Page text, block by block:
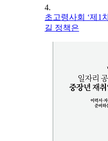
4.
초고령사회 ‘제1
길 정책은